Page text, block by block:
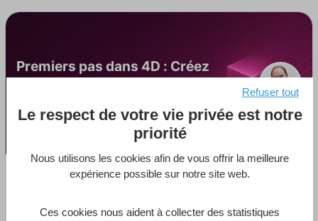
Premiers pas dans 4D : Créez
votre première application 4D
Premiers pas dans 4D : Créez votre
mode projet
Le respect de votre vie privée est notre
priorité
Nous utilisons les cookies afin de vous offrir la meilleure
expérience possible sur notre site web.
Ces cookies nous aident à collecter des statistiques
Refuser tout